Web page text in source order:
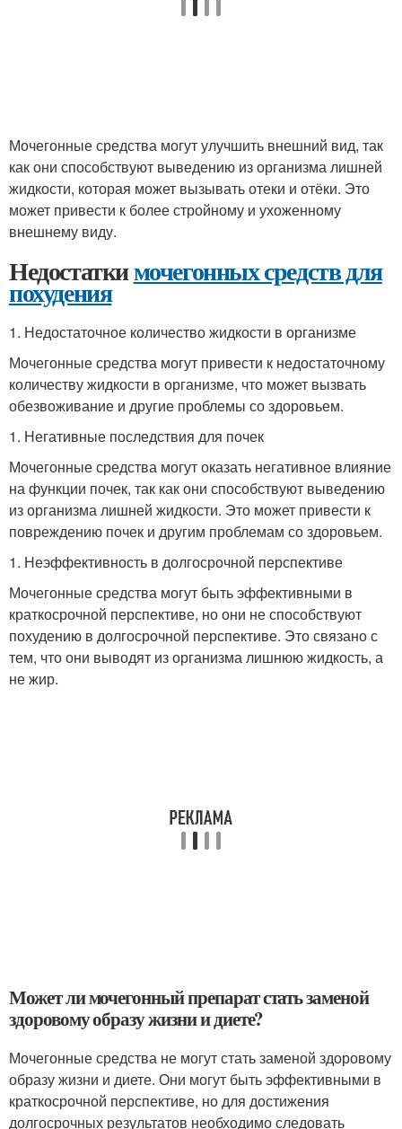
Мочегонные средства могут улучшить внешний вид, так
как они способствуют выведению из организма лишней
жидкости, которая может вызывать отеки и отёки. Это
может привести к более стройному и ухоженному
внешнему виду.
Недостаткимочегонных средств для
похудения
1. Недостаточное количество жидкости в организме
Мочегонные средства могут привести к недостаточному
количеству жидкости в организме, что может вызвать
обезвоживание и другие проблемы со здоровьем.
1. Негативные последствия для почек
Мочегонные средства могут оказать негативное влияние
на функции почек, так как они способствуют выведению
из организма лишней жидкости. Это может привести к
повреждению почек и другим проблемам со здоровьем.
1. Неэффективность в долгосрочной перспективе
Мочегонные средства могут быть эффективными в
краткосрочной перспективе, но они не способствуют
похудению в долгосрочной перспективе. Это связано с
тем, что они выводят из организма лишнюю жидкость, а
не жир.
Может ли мочегонный препарат стать заменой
здоровому образу жизни и диете?
Мочегонные средства не могут стать заменой здоровому
образу жизни и диете. Они могут быть эффективными в
краткосрочной перспективе, но для достижения
долгосрочных результатов необходимо следовать